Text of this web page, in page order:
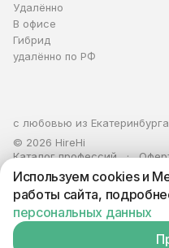
Удалённо
В офисе
Гибрид
удалённо по РФ
с любовью из Екатеринбурга
© 2026 HireHi
Каталог профессий
Персональные данные
ИП Захаров Антон Алексеевич
321665800059102
Используем cookies и
работы сайта,
персональных данных